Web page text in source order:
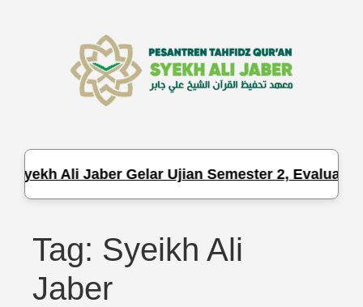
Syekh Ali Jaber Gelar Ujian Semester 2, Evaluasi
Tag: Syeikh Ali
Jaber